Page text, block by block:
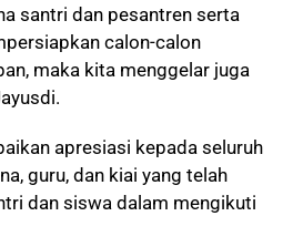
santri dan pesantren serta
calon-calon
maka kita menggelar juga
apresiasi kepada seluruh
guru, dan kiai yang telah
dan siswa dalam mengikuti